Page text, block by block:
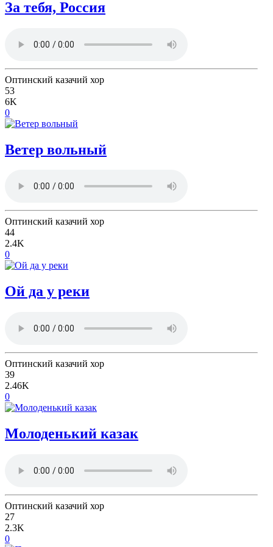
За тебя, Россия
Оптинский казачий хор
53
6K
0
Ветер вольный
Оптинский казачий хор
44
2.4K
0
Ой да у реки
Оптинский казачий хор
39
2.46K
0
Молоденький казак
Оптинский казачий хор
27
2.3K
0